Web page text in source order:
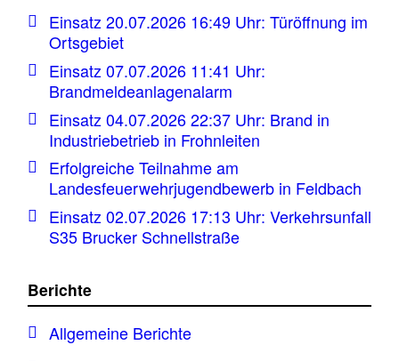
Einsatz 20.07.2026 16:49 Uhr: Türöffnung im
Ortsgebiet
Einsatz 07.07.2026 11:41 Uhr:
Brandmeldeanlagenalarm
Einsatz 04.07.2026 22:37 Uhr: Brand in
Industriebetrieb in Frohnleiten
Erfolgreiche Teilnahme am
Landesfeuerwehrjugendbewerb in Feldbach
Einsatz 02.07.2026 17:13 Uhr: Verkehrsunfall
S35 Brucker Schnellstraße
Berichte
Allgemeine Berichte